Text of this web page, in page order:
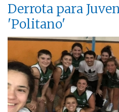
Derrota para
'Politano'